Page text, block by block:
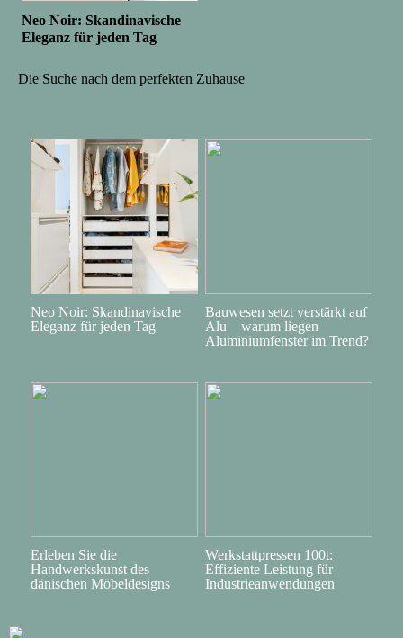
Neo Noir: Skandinavische
Eleganz für jeden Tag
Die Suche nach dem perfekten Zuhause
Neo Noir: Skandinavische
Eleganz für jeden Tag
Bauwesen setzt verstärkt auf
Alu – warum liegen
Aluminiumfenster im Trend?
Erleben Sie die
Handwerkskunst des
dänischen Möbeldesigns
Werkstattpressen 100t:
Effiziente Leistung für
Industrieanwendungen